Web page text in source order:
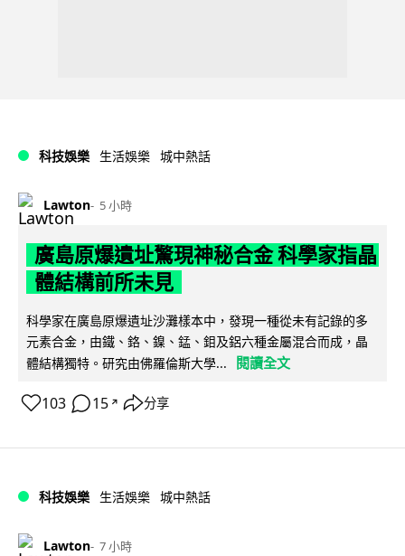
科技娛樂 生活娛樂 城中熱話
Lawton 5 小時
廣島原爆遺址驚現神秘合金 科學家指晶
體結構前所未見
科學家在廣島原爆遺址沙灘樣本中，發現一種從未有記錄的多
元素合金，由鐵、鉻、鎳、錳、鉬及鋁六種金屬混合而成，晶
體結構獨特。研究由佛羅倫斯大學...
閱讀全文
103 15 ↗ 分享
科技娛樂 生活娛樂 城中熱話
Lawton 7 小時